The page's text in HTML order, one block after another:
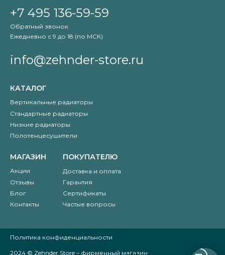
МАГАЗИН ПОКУПАТЕЛЮ
Акции
Отзывы
Блог
Контакты
Доставка и оплата
Гарантия
Сертификаты
Частые вопросы
Политика конфиденциальности
2024 © Zehnder Store – фирменный магазин
+7 495 136-59-59
Обратный звонок
Ежедневно с 9 до 18 (по МСК)
КАТАЛОГ
Вертикальные радиаторы
Стандартные радиаторы
Низкие радиаторы
Полотенцесушители
info@zehnder-store.ru